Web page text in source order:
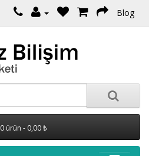
Blog
0 ürün - 0,00 ₺